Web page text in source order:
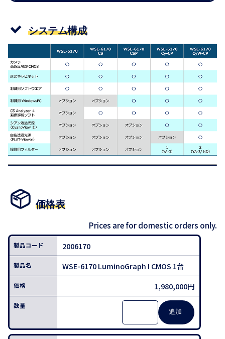
システム構成
価格表
Prices are for domestic orders only.
2006170
WSE-6170 LuminoGraph I CMOS 1台
1,980,000円